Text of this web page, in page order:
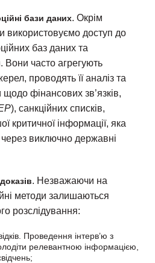
бази даних. Окрім
використовуємо доступ до
баз даних та
Вони часто агрегують
проводять її аналіз та
щодо фінансових зв’язків,
), санкційних списків,
критичної інформації, яка
виключно державні
. Незважаючи на
методи залишаються
розслідування:
Проведення інтерв’ю з
релевантною інформацією,